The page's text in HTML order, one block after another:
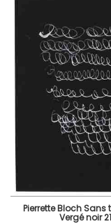
Pierrette Bloch Sans
Vergé noir